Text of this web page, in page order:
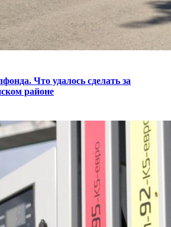
Что удалось сделать за
районе